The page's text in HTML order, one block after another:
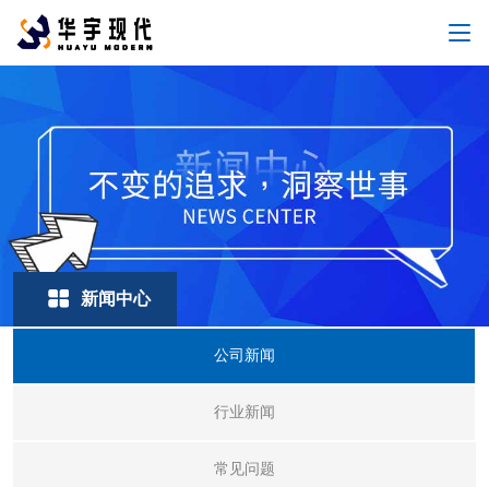
新闻中心
公司新闻
行业新闻
常见问题